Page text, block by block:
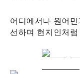
어디에서나 원어
선하며 현지인처